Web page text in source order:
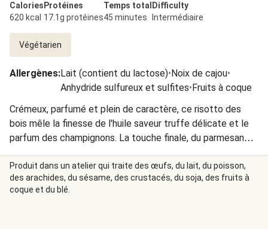
Calories
620 kcal
Protéines
17.1g protéines
Temps total
45 minutes
Difficulty
Intermédiaire
Végétarien
Allergènes:Lait (contient du lactose)•Noix de cajou•
Anhydride sulfureux et sulfites•Fruits à coque
Crémeux, parfumé et plein de caractère, ce risotto des
bois mêle la finesse de l'huile saveur truffe délicate et le
parfum des champignons. La touche finale, du parmesan
saupoudrer comme de la neige ! Un plat qui allie simplicité
et élégance sur la table de Noël. Le fromage utilisé dans
ce plat contient de la présure animale.
Produit dans un atelier qui traite des œufs, du lait, du poisson,
des arachides, du sésame, des crustacés, du soja, des fruits à
coque et du blé.